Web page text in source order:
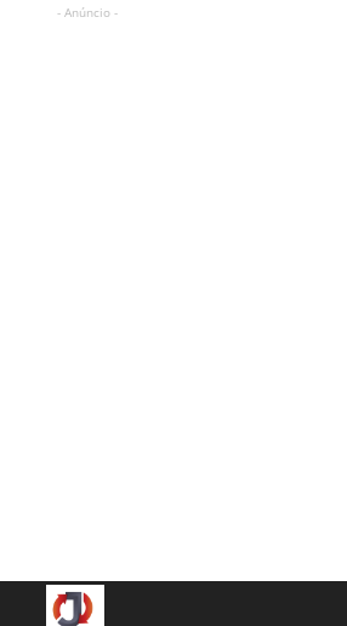
- Anúncio -